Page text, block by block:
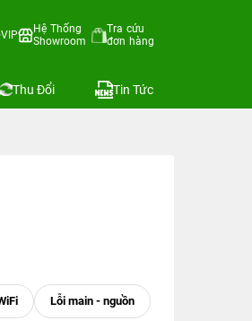
VIP
Hệ Thống
Showroom
Tra cứu
đơn hàng
Thu Đổi Tin Tức